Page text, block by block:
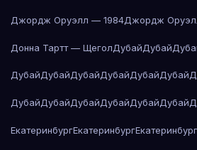
Джордж Оруэлл — 1984Джордж
Донна Тартт — ЩеголДубайДубай
ДубайДубайДубайДубайДубайДубай
ДубайДубайДубайДубайДубайДубай
ЕкатеринбургЕкатеринбургЕкатеринбург